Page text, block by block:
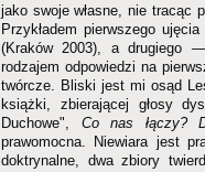
jako swoje własne, nie tracąc
Przykładem pierwszego
(Kraków 2003), a drugiego
rodzajem odpowiedzi na
twórcze. Bliski jest mi osąd
książki, zbierającej głosy
Duchowe", Co nas łączy?
prawomocna. Niewiara jest
doktrynalne, dwa zbiory